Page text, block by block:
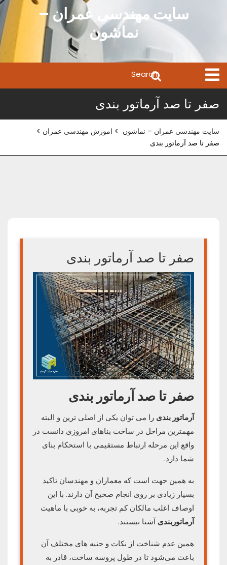
سایت مهندسی عمران –
نماشون
Open
Menu
for:
صفر تا صد آرماتور بندی
سایت مهندسی عمران – نماشون > اموزش مهندسی عمران >
صفر تا صد آرماتور بندی
صفر تا صد آرماتور بندی
صفر تا صد آرماتور بندی
آرماتور بندی را می توان یکی از اصلی ترین و البته
مهمترین مراحل در ساخت بناهای امروزی دانست در
واقع این مرحله ارتباط مستقیمی با استحکام بنای
شما دارد.
به همین جهت است که معماران و مهندسان تاکید
بسیار زیادی بر روی انجام صحیح آن دارند. با این
اوصاف اغلب مالکان کم تجربه، به خوبی با ماهیت
آرماتوربندیآشنا نیستند.
همین عدم شناخت از نکات و جنبه های مختلف آن
باعث می‌شود تا در طول پروسه ساخت، قادر به